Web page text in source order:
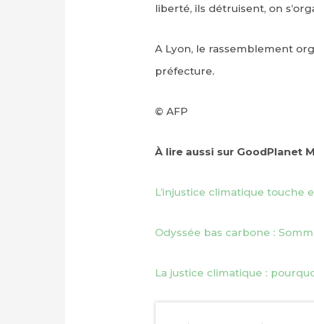
liberté, ils détruisent, on
A Lyon, le rassemblement
préfecture.
© AFP
À lire aussi sur GoodPlanet
L’injustice climatique
Odyssée bas carbone :
La justice climatique :